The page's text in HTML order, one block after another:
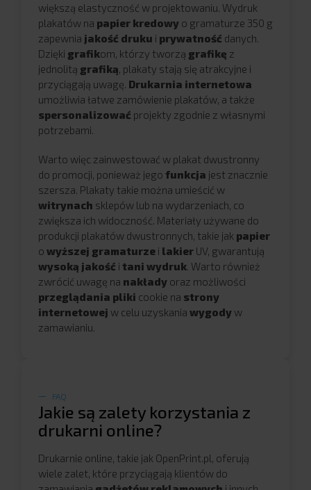
większą elastyczność w projektowaniu. Wydruk
plakatów na papier kredowy o gramaturze 350 g
zapewnia jakość druku i prywatność danych.
Dzięki grafikom, którzy tworzą grafikę z
jednolitą grafiką, plakaty stają się atrakcyjne i
przyciągają uwagę. Drukarnia internetowa
umożliwia łatwe zamówienie plakatów, a także
spersonalizować projekty zgodnie z własnymi
potrzebami.
Warto więc zainwestować w plakat dwustronny
do promocji, ponieważ jego funkcja jest znacznie
szersza. Plakaty takie można umieścić w
witrynach sklepów lub na wydarzeniach, co
zwiększa ich widoczność. Materiały używane do
produkcji plakatów dwustronnych, takie jak papier
o wyższej gramaturze i lakier UV, gwarantują
wysoką jakość i tani wydruk. Warto również
zwrócić uwagę na nakłady oraz możliwości
przeglądania pliki cookie na strony
internetowej w celu uzyskania wygody w
zamawianiu.
FAQ
Jakie są zalety korzystania z
drukarni online?
Drukarnie online, takie jak OpenPrint.pl, oferują
wiele zalet, które przyciągają klientów do